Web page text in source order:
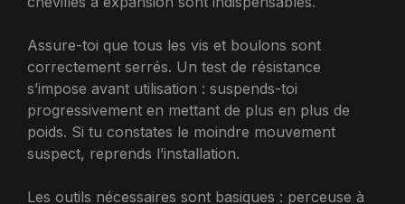
Assure-toi que tous les vis et boulons sont
correctement serrés. Un test de résistance
s’impose avant utilisation : suspends-toi
progressivement en mettant de plus en plus de
poids. Si tu constates le moindre mouvement
suspect, reprends l’installation.
Les outils nécessaires sont basiques : perceuse à